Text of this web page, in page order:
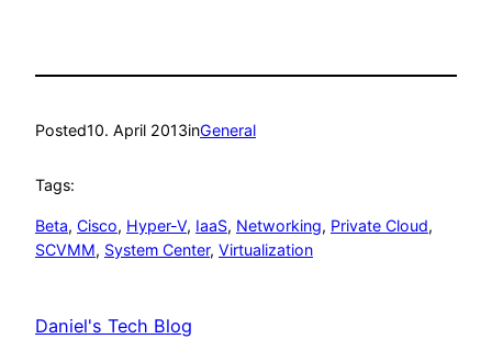
Posted10. April 2013inGeneral
Tags:
Beta, Cisco, Hyper-V, IaaS, Networking, Private Cloud
SCVMM, System Center, Virtualization
Daniel's Tech Blog